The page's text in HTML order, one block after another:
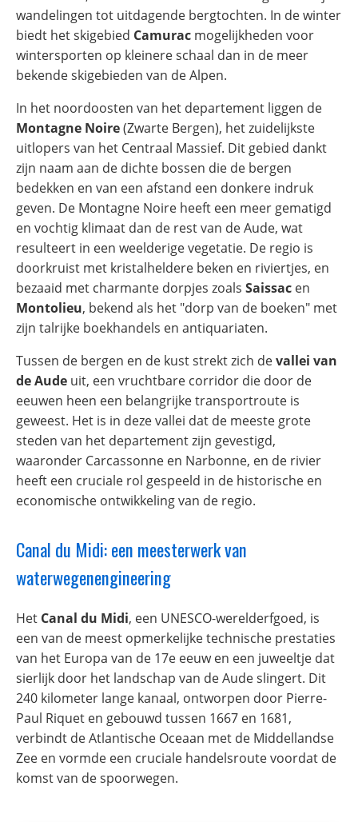
wandelingen tot uitdagende bergtochten. In de winter
biedt het skigebied Camurac mogelijkheden voor
wintersporten op kleinere schaal dan in de meer
bekende skigebieden van de Alpen.
In het noordoosten van het departement liggen de
Montagne Noire(Zwarte Bergen), het zuidelijkste
uitlopers van het Centraal Massief. Dit gebied dankt
zijn naam aan de dichte bossen die de bergen
bedekken en van een afstand een donkere indruk
geven. De Montagne Noire heeft een meer gematigd
en vochtig klimaat dan de rest van de Aude, wat
resulteert in een weelderige vegetatie. De regio is
doorkruist met kristalheldere beken en riviertjes, en
bezaaid met charmante dorpjes zoals Saissac en
Montolieu, bekend als het "dorp van de boeken" met
zijn talrijke boekhandels en antiquariaten.
Tussen de bergen en de kust strekt zich devallei van
de Aude uit, een vruchtbare corridor die door de
eeuwen heen een belangrijke transportroute is
geweest. Het is in deze vallei dat de meeste grote
steden van het departement zijn gevestigd,
waaronder Carcassonne en Narbonne, en de rivier
heeft een cruciale rol gespeeld in de historische en
economische ontwikkeling van de regio.
Canal du Midi: een meesterwerk van
waterwegenengineering
Het Canal du Midi, een UNESCO-werelderfgoed, is
een van de meest opmerkelijke technische prestaties
van het Europa van de 17e eeuw en een juweeltje dat
sierlijk door het landschap van de Aude slingert. Dit
240 kilometer lange kanaal, ontworpen door Pierre-
Paul Riquet en gebouwd tussen 1667 en 1681,
verbindt de Atlantische Oceaan met de Middellandse
Zee en vormde een cruciale handelsroute voordat de
komst van de spoorwegen.